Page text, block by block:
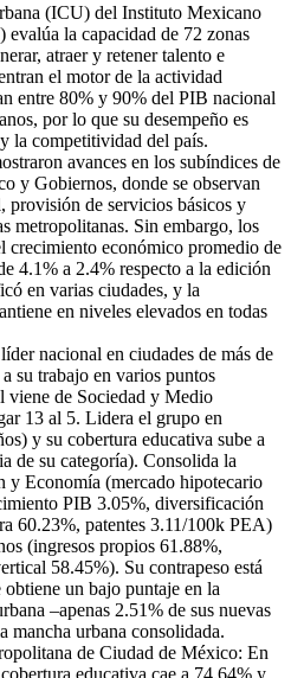
(ICU) del Instituto Mexicano
la capacidad de 72 zonas
atraer y retener talento e
el motor de la actividad
entre 80% y 90% del PIB nacional
por lo que su desempeño es
la competitividad del país.
avances en los subíndices de
y Gobiernos, donde se observan
provisión de servicios básicos y
metropolitanas. Sin embargo, los
crecimiento económico promedio de
4.1% a 2.4% respecto a la edición
en varias ciudades, y la
en niveles elevados en todas
nacional en ciudades de más de
su trabajo en varios puntos
viene de Sociedad y Medio
13 al 5. Lidera el grupo en
y su cobertura educativa sube a
de su categoría). Consolida la
y Economía (mercado hipotecario
PIB 3.05%, diversificación
60.23%, patentes 3.11/100k PEA)
(ingresos propios 61.88%,
58.45%). Su contrapeso está
un bajo puntaje en la
–apenas 2.51% de sus nuevas
mancha urbana consolidada.
de Ciudad de México: En
educativa cae a 74.64% y